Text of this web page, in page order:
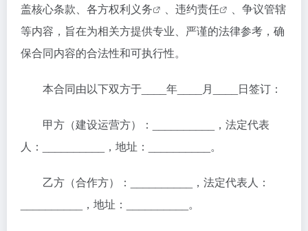
盖核心条款、各方权利义务 、 违约责任
、争议管辖
等内容，旨在为相关方提供专业、严谨的法律参考，确
保合同内容的合法性和可执行性。
本合同由以下双方于____年____月____日签订：
甲方（建设运营方）：__________，法定代表
人：__________，地址：__________。
乙方（合作方）：__________，法定代表人：
__________，地址：__________。